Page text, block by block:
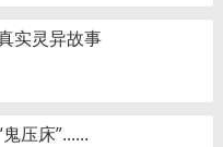
实灵异故事
压床”......